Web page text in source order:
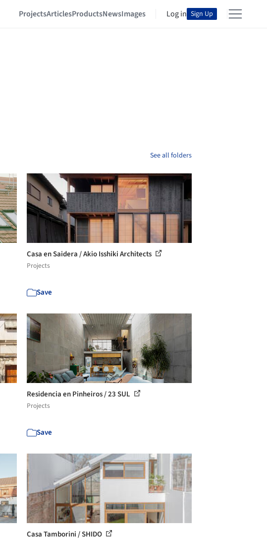
ProjectsArticlesProductsNewsImages Log in Sign Up
See all folders
Casa en Saidera / Akio Isshiki Architects
Projects
Save
Residencia en Pinheiros / 23 SUL
Projects
Save
Casa Tamborini / SHIDO